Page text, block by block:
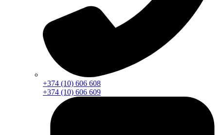
+374 (10) 606 608
+374 (10) 606 609